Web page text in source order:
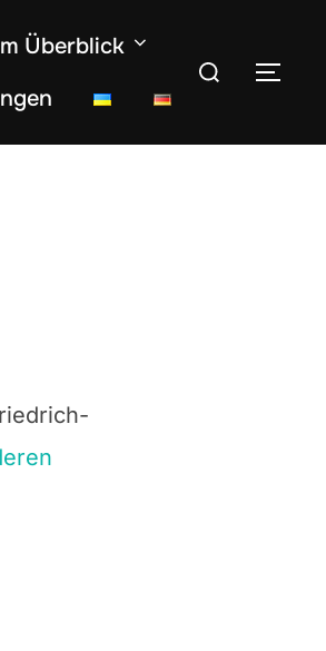
Überblick
Suchen